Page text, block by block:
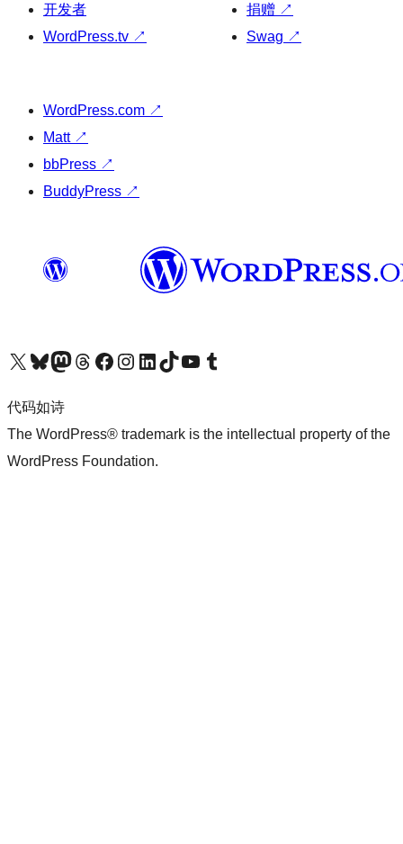
开发者
WordPress.tv ↗
捐赠 ↗
Swag ↗
WordPress.com ↗
Matt ↗
bbPress ↗
BuddyPress ↗
关注我们的 X（原 Twitter）账号访问我们的 Bluesky 账号关注我们的 Mastodon 账号访问我们的 Threads 账号 访问我们的 Facebook 公共主页关注我们的 Instagram 账号 关注我们的 LinkedIn 主页访问我们的 TikTok 账号访问我们的 YouTube 频道 访问我们的 Tumblr 账号
代码如诗
The WordPress® trademark is the intellectual property of the
WordPress Foundation.